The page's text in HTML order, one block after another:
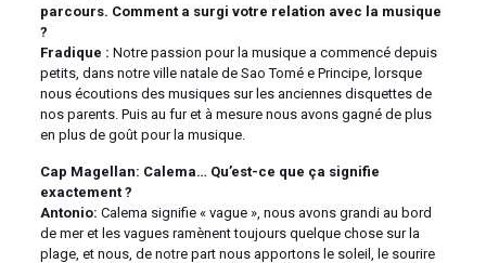
parcours. Comment a surgi votre relation avec la musique
?
Fradique : Notre passion pour la musique a commencé depuis
petits, dans notre ville natale de Sao Tomé e Principe, lorsque
nous écoutions des musiques sur les anciennes disquettes de
nos parents. Puis au fur et à mesure nous avons gagné de plus
en plus de goût pour la musique.
Cap Magellan: Calema… Qu’est-ce que ça signifie
exactement ?
Antonio: Calema signifie « vague », nous avons grandi au bord
de mer et les vagues ramènent toujours quelque chose sur la
plage, et nous, de notre part nous apportons le soleil, le sourire